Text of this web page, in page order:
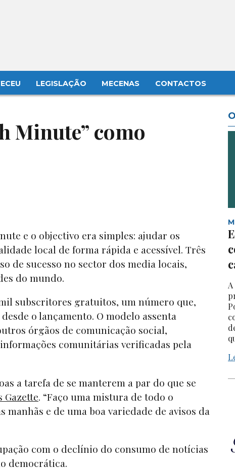
LEGISLAÇÃO MECENAS CONTACTOS
Minute” como
e o objectivo era simples: ajudar os
local de forma rápida e acessível. Três
de sucesso no sector dos media locais,
do mundo.
subscritores gratuitos, um número que,
o lançamento. O modelo assenta
órgãos de comunicação social,
comunitárias verificadas pela
a tarefa de se manterem a par do que se
Gazette. “Faço uma mistura de todo o
e de uma boa variedade de avisos da
com o declínio do consumo de notícias
democrática.